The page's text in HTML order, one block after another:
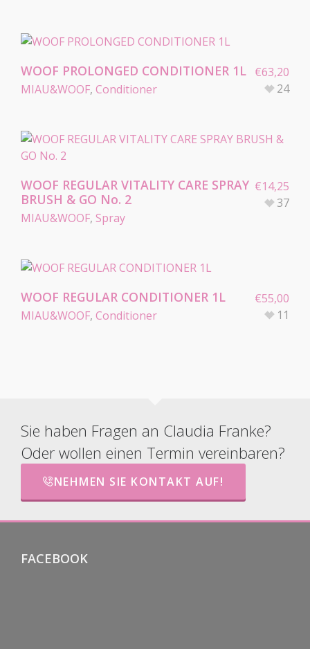
WOOF PROLONGED CONDITIONER 1L
MIAU&WOOF, Conditioner
€63,20
24
WOOF REGULAR VITALITY CARE SPRAY
BRUSH & GO No. 2
MIAU&WOOF, Spray
€14,25
37
WOOF REGULAR CONDITIONER 1L
MIAU&WOOF, Conditioner
€55,00
11
Sie haben Fragen an Claudia Franke?
Oder wollen einen Termin vereinbaren?
NEHMEN SIE KONTAKT AUF!
FACEBOOK